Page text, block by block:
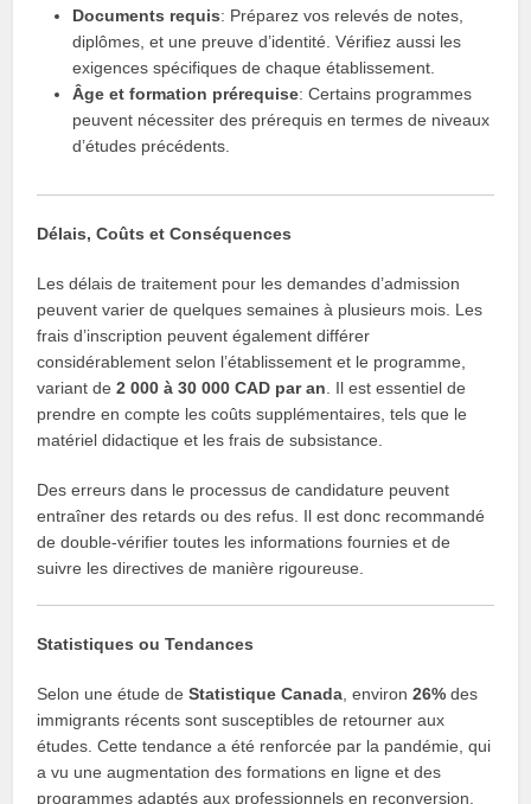
Documents requis: Préparez vos relevés de notes,
diplômes, et une preuve d’identité. Vérifiez aussi les
exigences spécifiques de chaque établissement.
Âge et formation prérequise: Certains programmes
peuvent nécessiter des prérequis en termes de niveaux
d’études précédents.
Délais, Coûts et Conséquences
Les délais de traitement pour les demandes d’admission
peuvent varier de quelques semaines à plusieurs mois. Les
frais d’inscription peuvent également différer
considérablement selon l’établissement et le programme,
variant de2 000 à 30 000 CAD par an . Il est essentiel de
prendre en compte les coûts supplémentaires, tels que le
matériel didactique et les frais de subsistance.
Des erreurs dans le processus de candidature peuvent
entraîner des retards ou des refus. Il est donc recommandé
de double-vérifier toutes les informations fournies et de
suivre les directives de manière rigoureuse.
Statistiques ou Tendances
Selon une étude deStatistique Canada , environ26% des
immigrants récents sont susceptibles de retourner aux
études. Cette tendance a été renforcée par la pandémie, qui
a vu une augmentation des formations en ligne et des
programmes adaptés aux professionnels en reconversion.